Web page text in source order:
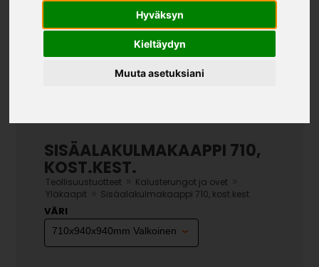
Hyväksyn
Kieltäydyn
Muuta asetuksiani
SISÄALAKULMAKAAPPI 710,
KOST.KEST.
Teollisuustuotteet Kalusterungot ja ovet
Yläkaapit Sisäalakulmakaappi 710, kost.kest.
VÄRI